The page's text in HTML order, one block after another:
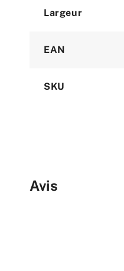
Largeur
EAN
SKU
Avis